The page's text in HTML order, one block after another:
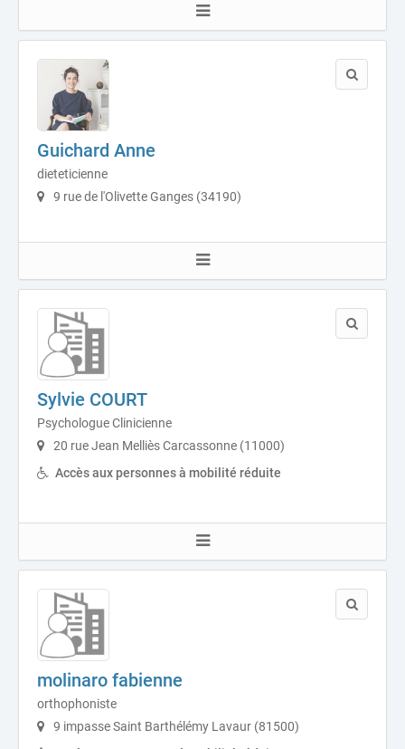
Guichard Anne
dieteticienne
9 rue de l'Olivette Ganges (34190)
Sylvie COURT
Psychologue Clinicienne
20 rue Jean Melliès Carcassonne (11000)
Accès aux personnes à mobilité réduite
molinaro fabienne
orthophoniste
9 impasse Saint Barthélémy Lavaur (81500)